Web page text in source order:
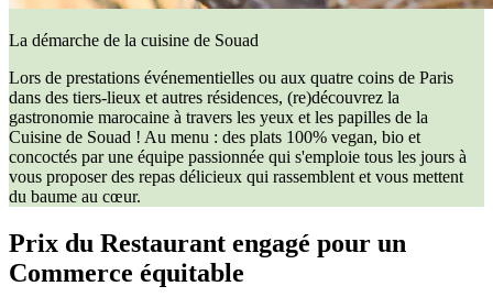
La démarche de la cuisine de Souad
Lors de prestations événementielles ou aux quatre coins de Paris
dans des tiers-lieux et autres résidences, (re)découvrez la
gastronomie marocaine à travers les yeux et les papilles de la
Cuisine de Souad ! Au menu : des plats 100% vegan, bio et
concoctés par une équipe passionnée qui s'emploie tous les jours à
vous proposer des repas délicieux qui rassemblent et vous mettent
du baume au cœur.
Prix du Restaurant engagé pour un
Commerce équitable